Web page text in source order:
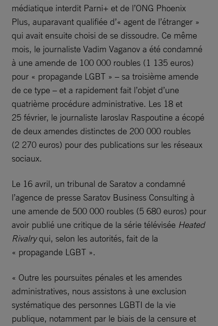
médiatique interdit Parni+ et de l’ONG Phoenix
Plus, auparavant qualifiée d’« agent de l’étranger »
qui avait ensuite choisi de se dissoudre. Ce même
mois, le journaliste Vadim Vaganov a été condamné
à une amende de 100 000 roubles (1 135 euros)
pour « propagande LGBT » – sa troisième amende
de ce type – et a rapidement fait l’objet d’une
quatrième procédure administrative. Les 18 et
25 février, le journaliste Iaroslav Raspoutine a écopé
de deux amendes distinctes de 200 000 roubles
(2 270 euros) pour des publications sur les réseaux
sociaux.
Le 16 avril, un tribunal de Saratov a condamné
l’agence de presse Saratov Business Consulting à
une amende de 500 000 roubles (5 680 euros) pour
avoir publié une critique de la série télévisée Heated
Rivalryqui, selon les autorités, fait de la
« propagande LGBT ».
« Outre les poursuites pénales et les amendes
administratives, nous assistons à une exclusion
systématique des personnes LGBTI de la vie
publique, notamment par le biais de la censure et